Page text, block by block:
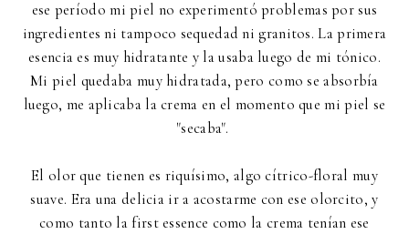
ese período mi piel no experimentó problemas por sus
ingredientes ni tampoco sequedad ni granitos. La primera
esencia es muy hidratante y la usaba luego de mi tónico.
Mi piel quedaba muy hidratada, pero como se absorbía
luego, me aplicaba la crema en el momento que mi piel se
"secaba".
El olor que tienen es riquísimo, algo cítrico-floral muy
suave. Era una delicia ir a acostarme con ese olorcito, y
como tanto la first essence como la crema tenían ese